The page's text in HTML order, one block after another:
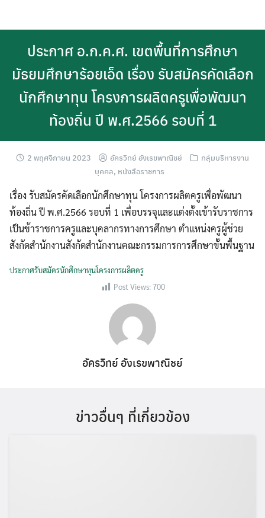
ประกาศ อ.ก.ค.ศ. เขตพื้นที่การศึกษา
มัธยมศึกษาร้อยเอ็ด เรื่อง รับสมัครคัดเลือก
นักศึกษาทุน โครงการผลิตครูเพื่อพัฒนา
ท้องถิ่น ปี พ.ศ.2566 รอบที่ 1
2 พฤศจิกายน 2023 อัครวิทย์ อังเรขพาณิชย์
กลุ่มบริหารงาน
บุคคล, หนังสือราชการ
เรื่อง รับสมัครคัดเลือกนักศึกษาทุน โครงการผลิตครูเพื่อพัฒนา
ท้องถิ่น ปี พ.ศ.2566 รอบที่ 1 เพื่อบรรจุและแต่งตั้งเข้ารับราชการ
เป็นข้าราชการครูและบุคลากรทางการศึกษา ตำแหน่งครูผู้ช่วย
สังกัดสำนักงานสังกัดสำนักงานคณะกรรมการการศึกษาขั้นพื้นฐาน
ประกาศรับสมัครนักศึกษาทุนโครงการผลิตครู
Post Views:700
อัครวิทย์ อังเรขพาณิชย์
ข่าวอื่นๆ ที่เกี่ยวข้อง